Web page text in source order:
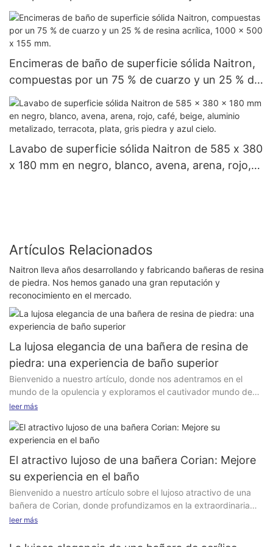
resina acrílica, 1690 x 805 x 485 mm.
Encimeras de baño de superficie sólida Naitron,
compuestas por un 75 % de cuarzo y un 25 % de
resina acrílica, 1000 x 500 x 155 mm.
Lavabo de superficie sólida Naitron de 585 x 380
x 180 mm en negro, blanco, avena, arena, rojo,
Artículos Relacionados
Naitron lleva años desarrollando y fabricando bañeras de resina
de piedra. Nos hemos ganado una gran reputación y
reconocimiento en el mercado.
La lujosa elegancia de una bañera de resina de
piedra: una experiencia de baño superior
Bienvenido a nuestro artículo, donde nos adentramos en el
mundo de la opulencia y exploramos el cautivador mundo de
las bañeras de resina de piedra. Si buscas mejorar tu rutina de
lectura imprescindible. Descubre la belleza incomparable, la
artesanía excepcional y las cualidades transformadoras de una
bañera de resina de piedra que revolucionará tu experiencia de
baño. Acompáñanos a descubrir los secretos de estas
exquisitas creaciones y a descubrir el camino hacia la relajación
y el placer sublimes. Adéntrate en un mundo de sofisticación y
déjate transportar a un lugar donde el refinamiento y la
serenidad se fusionan a la perfección. ¿Listo para sumergirte en
leer más
El atractivo lujoso de una bañera Corian: Mejore
su experiencia en el baño
Bienvenido a nuestro artículo sobre el lujoso atractivo de una
bañera de Corian, donde profundizamos en la extraordinaria
experiencia que aporta a su baño. Si es un experto en
una bañera de Corian eleva sus rituales de baño a nuevas
leer más